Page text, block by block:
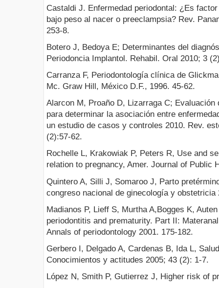
Castaldi J. Enfermedad periodontal: ¿Es
bajo peso al nacer o preeclampsia? Rev.
253-8.
Botero J, Bedoya E; Determinantes del
Periodoncia Implantol. Rehabil. Oral 2010; 3
Carranza F, Periodontología clínica de
Mc. Graw Hill, México D.F., 1996. 45-62.
Alarcon M, Proaño D, Lizarraga C;
para determinar la asociación entre
un estudio de casos y controles 2010. Rev.
(2):57-62.
Rochelle L, Krakowiak P, Peters R, Use and
relation to pregnancy, Amer. Journal of Public
Quintero A, Silli J, Somaroo J, Parto
congreso nacional de ginecología y obstetricia
Madianos P, Lieff S, Murtha A,Bogges K,
periodontitis and prematurity. Part II:
Annals of periodontology 2001. 175-182.
Gerbero I, Delgado A, Cardenas B, Ida L,
Conocimientos y actitudes 2005; 43 (2): 1-7.
López N, Smith P, Gutierrez J, Higher risk of